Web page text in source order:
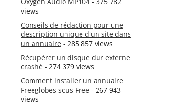
views
Conseils de rédaction pour une
description unique d'un site dans
un annuaire - 285 857 views
Récupérer un disque dur externe
crashé - 274 379 views
Comment installer un annuaire
Freeglobes sous Free - 267 943
views